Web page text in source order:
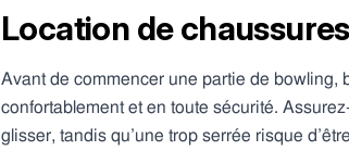
Location de
Avant de commencer une partie de
confortablement et en toute sécurité.
glisser, tandis qu’une trop serrée risque